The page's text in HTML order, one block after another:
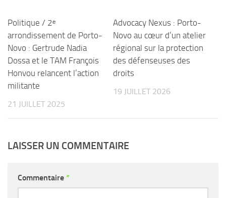
Politique / 2ᵉ
arrondissement de Porto-
Novo : Gertrude Nadia
Dossa et le TAM François
Honvou relancent l’action
militante
21 JUILLET 2025
Advocacy Nexus : Porto-
Novo au cœur d’un atelier
régional sur la protection
des défenseuses des
droits
19 JUILLET 2026
LAISSER UN COMMENTAIRE
Commentaire *